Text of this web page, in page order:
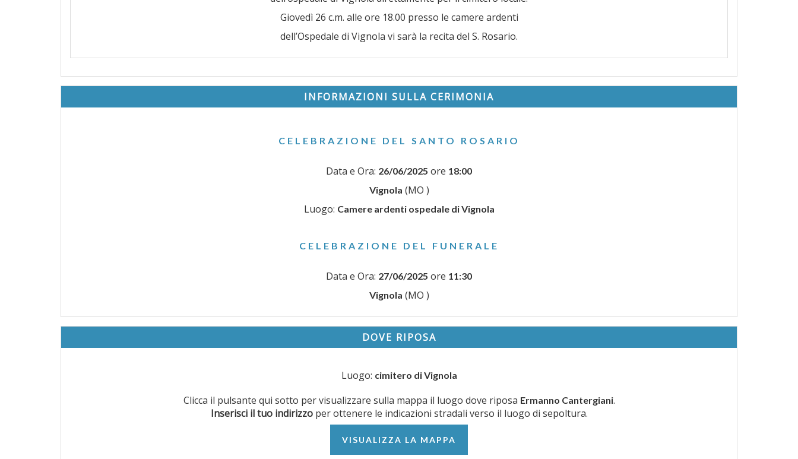
Giovedì 26 c.m. alle ore 18.00 presso le camere ardenti
dell’Ospedale di Vignola vi sarà la recita del S. Rosario.
INFORMAZIONI SULLA CERIMONIA
CELEBRAZIONE DEL SANTO ROSARIO
Data e Ora: 26/06/2025 ore 18:00
Vignola (MO )
Luogo: Camere ardenti ospedale di Vignola
CELEBRAZIONE DEL FUNERALE
Data e Ora: 27/06/2025 ore 11:30
Vignola (MO )
DOVE RIPOSA
Luogo: cimitero di Vignola
Clicca il pulsante qui sotto per visualizzare sulla mappa il luogo dove riposa Ermanno Cantergiani.
Inserisci il tuo indirizzoper ottenere le indicazioni stradali verso il luogo di sepoltura.
VISUALIZZA LA MAPPA